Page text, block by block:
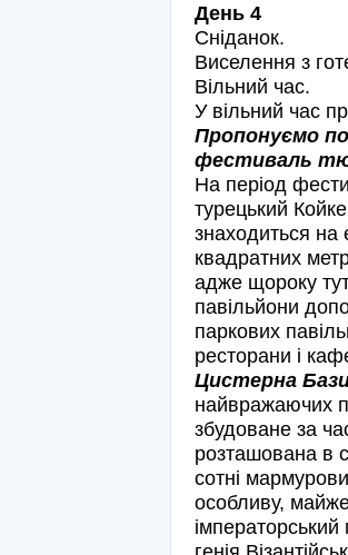
День 4
Сніданок.
Виселення з
Вільний час.
У вільний час
Пропонуємо
фестиваль
На період
турецький
знаходиться
квадратних
адже щороку
павільйони
паркових
ресторани і
Цистерна
найвражаючих
збудоване за
розташована в
сотні
особливу,
імператорський